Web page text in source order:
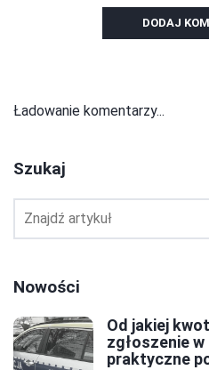
DODAJ
Ładowanie komentarzy...
Szukaj
Nowości
Od jakiej
zgłoszenie
praktyczne